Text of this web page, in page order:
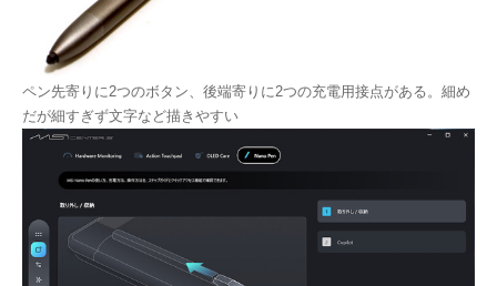
ペン先寄りに2つのボタン、後端寄りに2つの充電用接点がある。細め
だが細すぎず文字など描きやすい